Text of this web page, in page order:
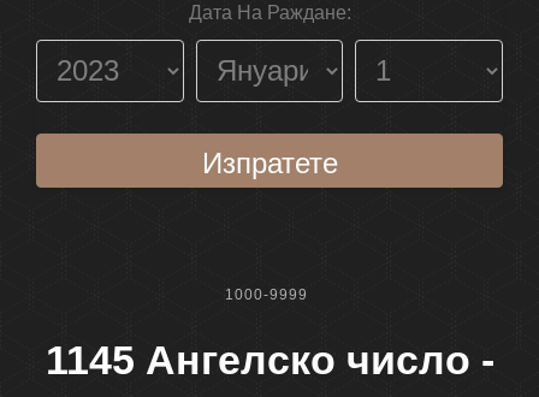
Дата На Раждане:
Изпратете
1000-9999
1145 Ангелско число -